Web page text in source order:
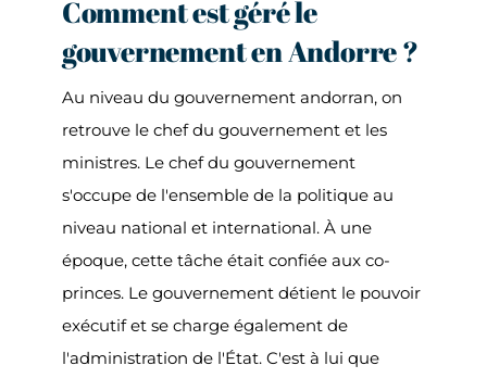
Comment est géré le
gouvernement en Andorre ?
Au niveau du gouvernement andorran, on
retrouve le chef du gouvernement et les
ministres. Le chef du gouvernement
s'occupe de l'ensemble de la politique au
niveau national et international. À une
époque, cette tâche était confiée aux co-
princes. Le gouvernement détient le pouvoir
exécutif et se charge également de
l'administration de l'État. C'est à lui que